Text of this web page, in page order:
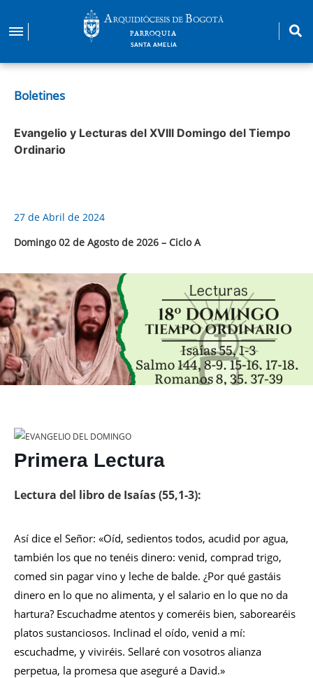
contenido
PARROQUIA
SANTA AMELIA
Boletines
Evangelio y Lecturas del XVIII Domingo del Tiempo
Ordinario
27 de Abril de 2024
Domingo 02 de Agosto de 2026 – Ciclo A
Primera Lectura
Lectura del libro de Isaías (55,1-3):
Así dice el Señor: «Oíd, sedientos todos, acudid por agua,
también los que no tenéis dinero: venid, comprad trigo,
comed sin pagar vino y leche de balde. ¿Por qué gastáis
dinero en lo que no alimenta, y el salario en lo que no da
hartura? Escuchadme atentos y comeréis bien, saborearéis
platos sustanciosos. Inclinad el oído, venid a mí:
escuchadme, y viviréis. Sellaré con vosotros alianza
perpetua, la promesa que aseguré a David.»